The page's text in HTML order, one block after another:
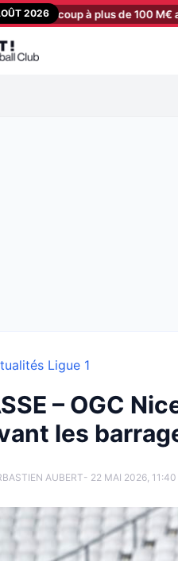
2026
à plus de 100 M€ après
Ligue 1
– OGC
les
BASTIEN AUBERT- 22 MAI 2026, 11:40